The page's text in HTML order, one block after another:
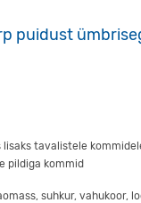
puidust
lisaks tavalistele
pildiga kommid
suhkur, vahukoor,